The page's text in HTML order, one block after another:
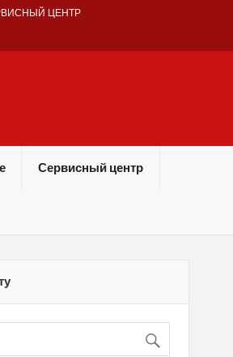
ЦЕНТР
Сервисный центр